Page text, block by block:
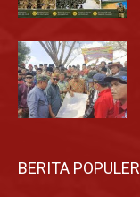
BERITA POPULER